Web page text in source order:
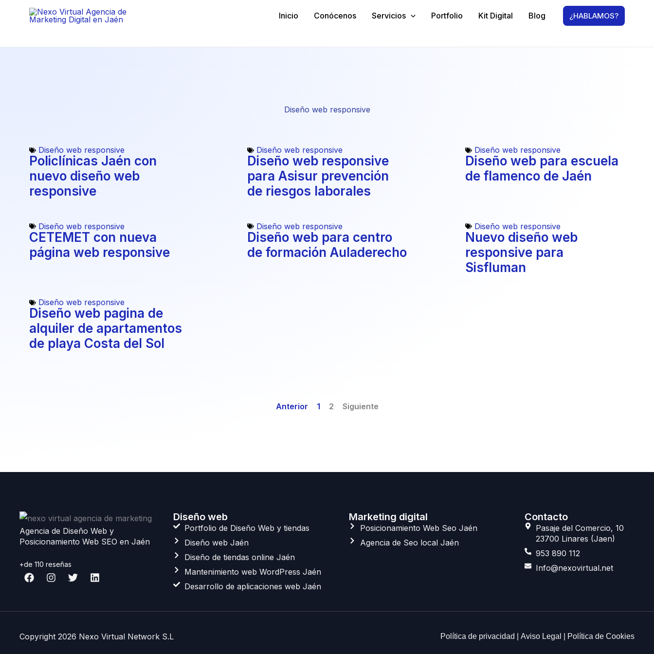
Inicio Conócenos Servicios Portfolio Kit Digital Blog ¿HABLAMOS?
Diseño web responsive
Diseño web responsive
Policlínicas Jaén con
nuevo diseño web
responsive
Diseño web responsive
Diseño web responsive
para Asisur prevención
de riesgos laborales
Diseño web responsive
Diseño web para escuela
de flamenco de Jaén
Diseño web responsive
CETEMET con nueva
página web responsive
Diseño web responsive
Diseño web para centro
de formación Auladerecho
Diseño web responsive
Nuevo diseño web
responsive para
Sisfluman
Diseño web responsive
Diseño web pagina de
alquiler de apartamentos
de playa Costa del Sol
Anterior
Página
1
Página
2 Siguiente
Agencia de Diseño Web y
Posicionamiento Web SEO en Jaén
+de 110 reseñas
F
a
b
k
I
n
a
a
T
w
t
r
L
i
e
n
Diseño web
Portfolio de Diseño Web y tiendas
Diseño web Jaén
Diseño de tiendas online Jaén
Mantenimiento web WordPress Jaén
Desarrollo de aplicaciones web Jaén
Marketing digital
Posicionamiento Web Seo Jaén
Agencia de Seo local Jaén
Contacto
Pasaje del Comercio, 10
23700 Linares (Jaen)
953 890 112
Info@nexovirtual.net
Copyright 2026 Nexo Virtual Network S.L Política de privacidad Aviso Legal Política de Cookies